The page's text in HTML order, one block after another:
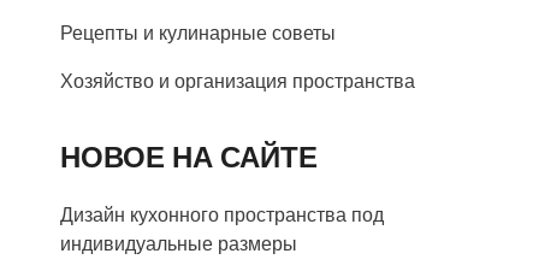
Рецепты и кулинарные советы
Хозяйство и организация пространства
НОВОЕ НА САЙТЕ
Дизайн кухонного пространства под
индивидуальные размеры